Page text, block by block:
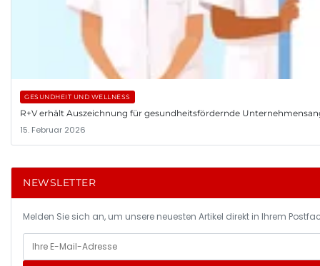
GESUNDHEIT UND WELLNESS
R+V erhält Auszeichnung für gesundheitsfördernde
15. Februar 2026
NEWSLETTER
Melden Sie sich an, um unsere neuesten Artikel direkt in Ihrem